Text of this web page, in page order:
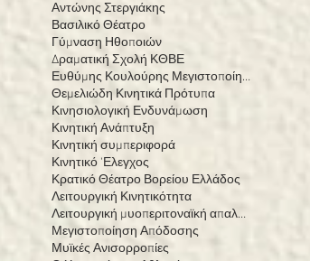
Αντώνης Στεργιάκης
Βασιλικό Θέατρο
Γύμναση Ηθοποιών
Δραματική Σχολή ΚΘΒΕ
Ευθύμης Κουλούρης Μεγιστοποίηση Απόδοσης
Θεμελιώδη Κινητικά Πρότυπα
Κινησιολογική Ενδυνάμωση
Κινητική Ανάπτυξη
Κινητική συμπεριφορά
Κινητικό 'Ελεγχος
Κρατικό Θέατρο Βορείου Ελλάδος
Λειτουργική Κινητικότητα
Λειτουργική μυοπεριτοναϊκή απαλευθέρωση
Μεγιστοποίηση Απόδοσης
Μυϊκές Ανισορροπίες